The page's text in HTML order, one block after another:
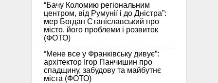
“Бачу Коломию регіональним
центром, від Румунії і до Дністра”:
мер Богдан Станіславський про
місто, його проблеми і розвиток
(ФОТО)
“Мене все у Франківську дивує”:
архітектор Ігор Панчишин про
спадщину, забудову та майбутнє
міста (ФОТО)